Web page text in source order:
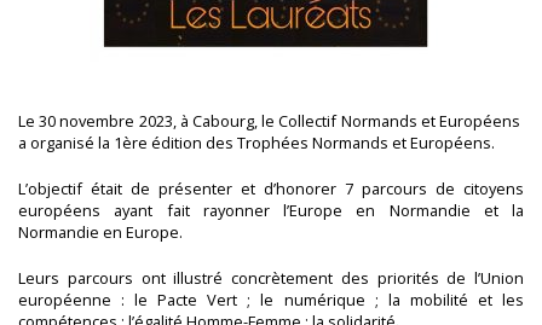
Le 30 novembre 2023, à Cabourg, le Collectif Normands et Européens
a organisé la 1ère édition des Trophées Normands et Européens.
L’objectif était de présenter et d’honorer 7 parcours de citoyens
européens ayant fait rayonner l’Europe en Normandie et la
Normandie en Europe.
Leurs parcours ont illustré concrètement des priorités de l’Union
européenne : le Pacte Vert ; le numérique ; la mobilité et les